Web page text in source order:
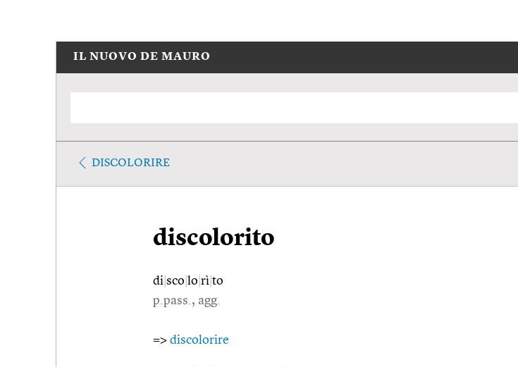
IL NUOVO DE MAURO
DISCOLORIRE
discolorito
di sco lo rì to
p.pass., agg.
=> discolorire